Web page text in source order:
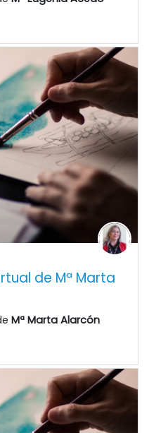
de Mª Marta
Mª Marta Alarcón